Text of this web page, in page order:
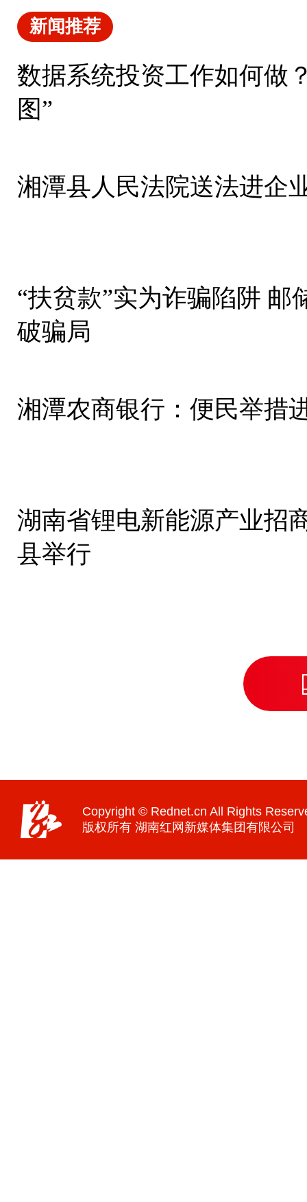
新闻推荐
数据系统投资工作如何做
图”
湘潭县人民法院送法进企
“扶贫款”实为诈骗陷阱
破骗局
湘潭农商银行：便民举措
湖南省锂电新能源产业招
县举行
Copyright © Rednet.cn All Rights
版权所有 湖南红网新媒体集团有限公司